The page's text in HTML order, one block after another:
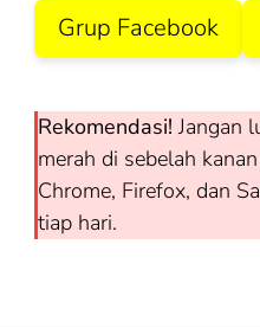
Grup Facebook
Rekomendasi! Jangan
merah di sebelah
Chrome, Firefox, dan
tiap hari.